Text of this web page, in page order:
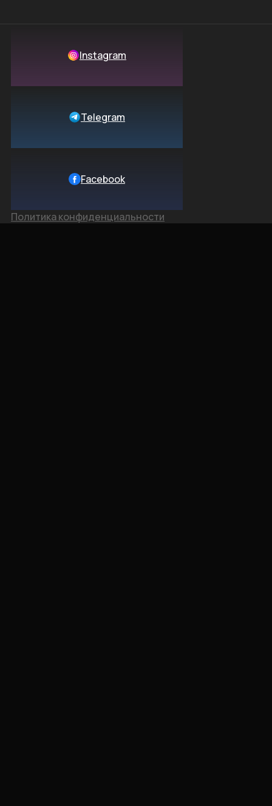
Instagram
Telegram
Facebook
Политика конфиденциальности